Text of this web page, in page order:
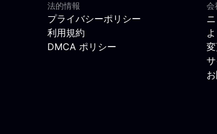
法的情報
プライバシーポリシー
利用規約
DMCA ポリシー
会